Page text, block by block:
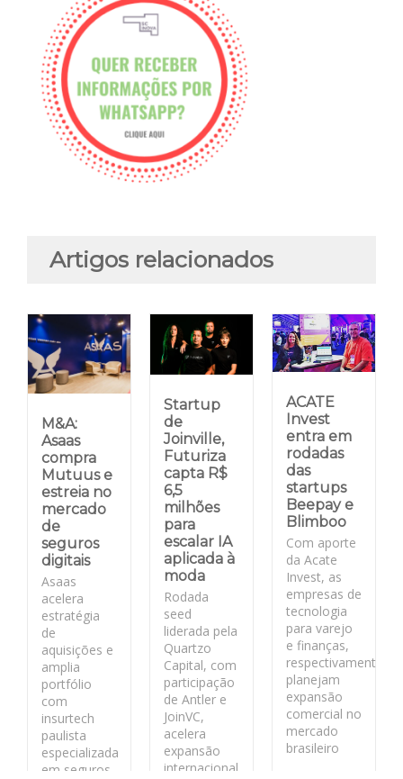
Artigos relacionados
M&A:
Asaas
compra
Mutuus e
estreia no
mercado
de
seguros
digitais
Asaas
acelera
estratégia
de
aquisições e
amplia
portfólio
com
insurtech
paulista
especializada
em seguros
Startup
de
Joinville,
Futuriza
capta R$
6,5
milhões
para
escalar IA
aplicada à
moda
Rodada
seed
liderada pela
Quartzo
Capital, com
participação
de Antler e
JoinVC,
acelera
expansão
internacional
ACATE
Invest
entra em
rodadas
das
startups
Beepay e
Blimboo
Com aporte
da Acate
Invest, as
empresas de
tecnologia
para varejo
e finanças,
respectivamente,
planejam
expansão
comercial no
mercado
brasileiro